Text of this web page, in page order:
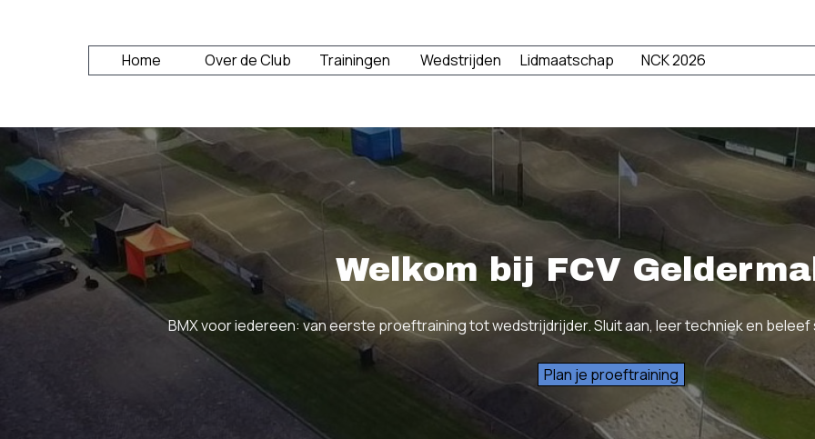
Menu overslaan
Home Over de Club ▼
Trainingen Wedstrijden ▼
Lidmaatschap ▼
NCK 2026
Welkom bij FCV
BMX voor iedereen: van eerste proeftraining tot wedstrijdrijder. Sluit aan, leer techniek en beleef
Plan je proeftraining